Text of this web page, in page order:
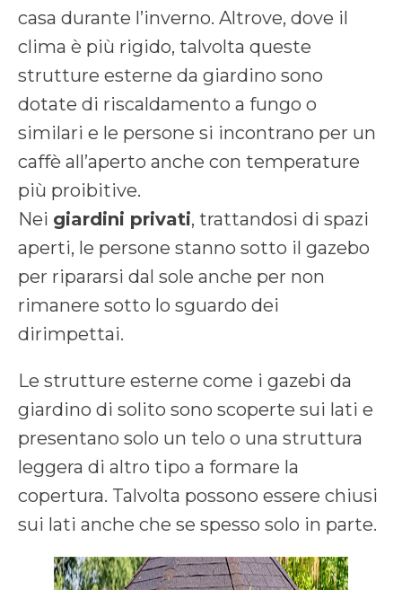
casa durante l’inverno. Altrove, dove il
clima è più rigido, talvolta queste
strutture esterne da giardino sono
dotate di riscaldamento a fungo o
similari e le persone si incontrano per un
caffè all’aperto anche con temperature
più proibitive.
Nei giardini privati, trattandosi di spazi
aperti, le persone stanno sotto il gazebo
per ripararsi dal sole anche per non
rimanere sotto lo sguardo dei
dirimpettai.
Le strutture esterne come i gazebi da
giardino di solito sono scoperte sui lati e
presentano solo un telo o una struttura
leggera di altro tipo a formare la
copertura. Talvolta possono essere chiusi
sui lati anche che se spesso solo in parte.